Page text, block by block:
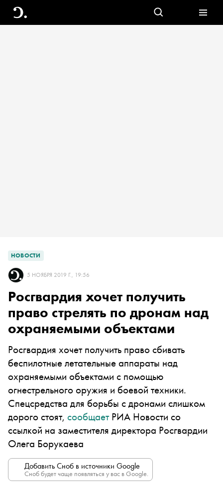
НОВОСТИ
5 НОЯБРЯ 2019 Г., 19:56
Росгвардия хочет получить
право стрелять по дронам над
охраняемыми объектами
Росгвардия хочет получить право сбивать
беспилотные летательные аппараты над
охраняемыми объектами с помощью
огнестрельного оружия и боевой техники.
Спецсредства для борьбы с дронами слишком
дорого стоят, сообщаетРИА Новости со
ссылкой на заместителя директора Росгвардии
Олега Борукаева
Добавить Сноб в источники Google
Сноб будет чаще появляться у вас в Google.